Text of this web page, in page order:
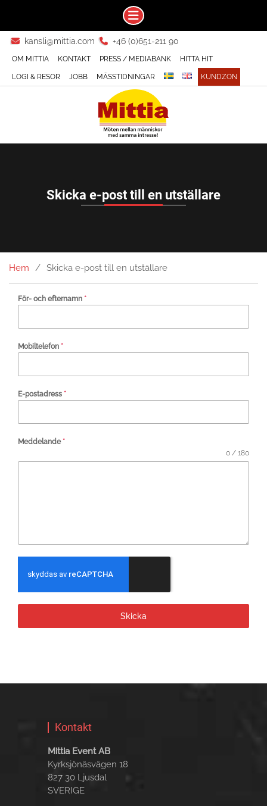
Skip
content
kansli@mittia.com +46 (0)651-211 90
OM MITTIA KONTAKT PRESS / MEDIABANK HITTA HIT
LOGI & RESOR JOBB MÄSSTIDNINGAR KUNDZON
Skicka e-post till en utställare
Hem Skicka e-post till en utställare
För- och efternamn *
Mobiltelefon *
E-postadress *
Meddelande*
0 / 180
Skicka
Kontakt
Mittia Event AB
Kyrksjönäsvägen 18
827 30 Ljusdal
SVERIGE